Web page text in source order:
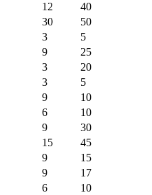
12
40
30
50
3
5
9
25
3
20
3
5
9
10
6
10
9
30
15
45
9
15
9
17
6
10